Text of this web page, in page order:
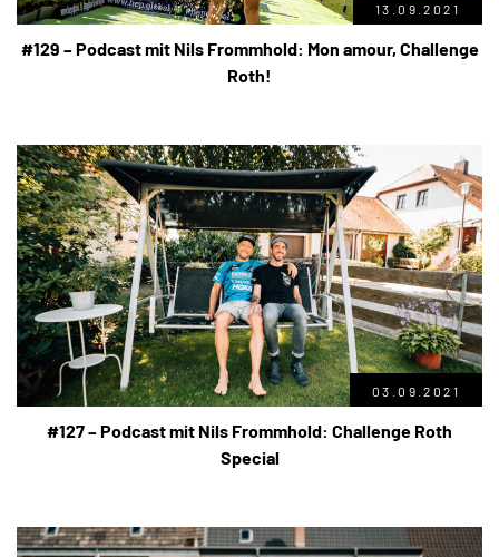
13.09.2021
#129 – Podcast mit Nils Frommhold: Mon amour, Challenge
Roth!
03.09.2021
#127 – Podcast mit Nils Frommhold: Challenge Roth
Special